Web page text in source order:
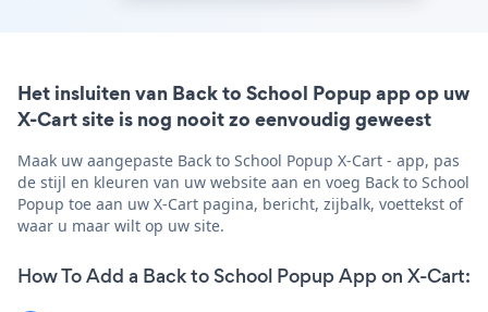
Het insluiten van Back to School Popup app op uw
X-Cart site is nog nooit zo eenvoudig geweest
Maak uw aangepaste Back to School Popup X-Cart - app, pas
de stijl en kleuren van uw website aan en voeg Back to School
Popup toe aan uw X-Cart pagina, bericht, zijbalk, voettekst of
waar u maar wilt op uw site.
How To Add a Back to School Popup App on X-Cart: